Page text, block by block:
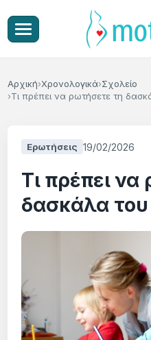
Αρχική Χρονολογικά Σχολείο
Τι πρέπει να ρωτήσετε τη
Ερωτήσεις 19/02/2026
Τι πρέπει
δασκάλα του